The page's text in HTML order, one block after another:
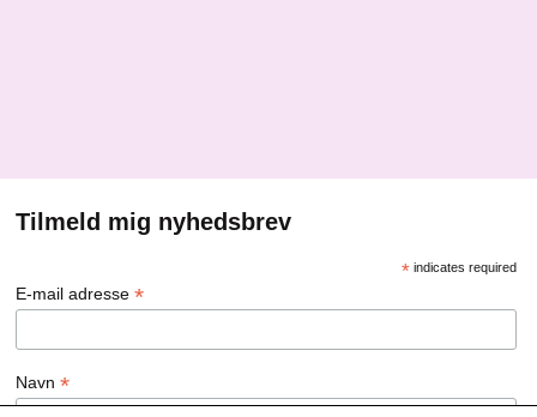
Tilmeld mig nyhedsbrev
*indicates required
E-mail adresse*
Navn*